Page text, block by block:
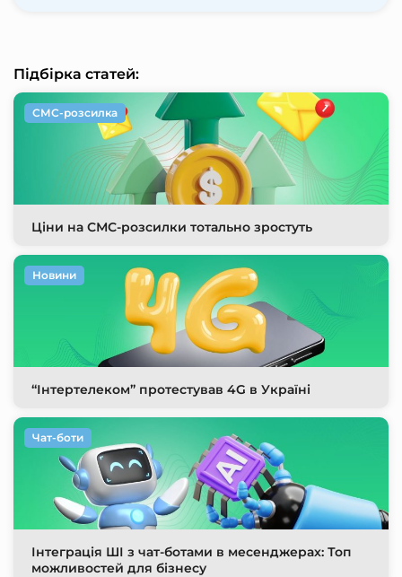
Підбірка статей:
Ціни на СМС-розсилки тотально зростуть
СМС-розсилка
“Інтертелеком” протестував 4G в Україні
Новини
Інтеграція ШІ з чат-ботами в месенджерах: Топ
можливостей для бізнесу
Чат-боти